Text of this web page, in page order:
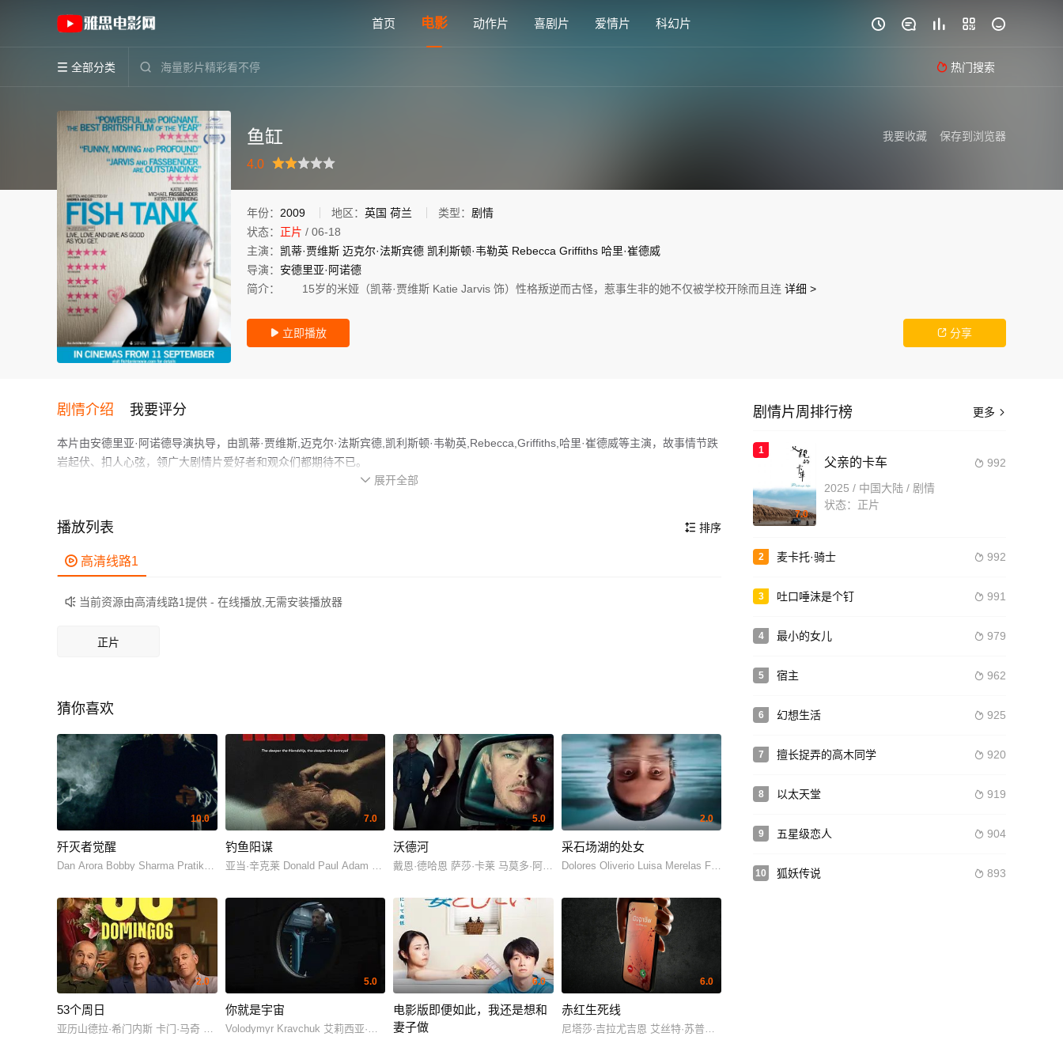
首页 电影 动作片 喜剧片 爱情片 科幻片     
 全部分类   热门搜索
《鱼缸》(2009)英国 / 荷兰英语高清电影免费在线观看 - 雅思电影网
保存到浏览器
我要收藏
鱼缸
4.0
很差 推荐力荐
年份： 2009 地区： 英国 荷兰 类型： 剧情
状态： 正片 / 06-18
主演： 凯蒂·贾维斯 迈克尔·法斯宾德 凯利斯顿·韦勒英 Rebecca Griffiths 哈里·崔德威
导演： 安德里亚·阿诺德
简介：
15岁的米娅（凯蒂·贾维斯 Katie Jarvis 饰）性格叛逆而古怪，惹事生非的她不仅被学校开除而且连 详细 >
 立即播放  分享
剧情介绍 我要评分
本片由安德里亚·阿诺德导演执导，由凯蒂·贾维斯,迈克尔·法斯宾德,凯利斯顿·韦勒英,Rebecca,Griffiths,哈里·崔德威等主演，故事情节跌
岩起伏、扣人心弦，领广大剧情片爱好者和观众们都期待不已。
15岁的米娅（凯蒂·贾维斯 Katie Jarvis 饰）性格叛逆而古怪，惹事生非的她不仅被学校开除而且连她最好的朋友都离她而去。米娅
人出现。康纳是母亲的男朋友，在他与母亲同居的日子里，米娅被这个英俊而又友善的男人所吸引。在康纳的支持和鼓励下，米娅得到了
一次舞蹈面试的机会，而且与康纳的关系也更进了一步。然而，现实世界并非想像的那样的美好…… 本片由在2006年凭借《红色之
路》获得戛纳电影节评委会奖的英国新锐女导演安德里亚·阿诺德（Andrea Arnold）执导，是她的第二部电影长片。作为2009年戛纳电
影节竞赛影片，《鱼缸》在2009年英国独立电影节获得8项提名。
作为一部 上映的剧情电影，在当期同类题材影片中具有一定的看点，在演员表现和剧情架构上也都有不错的亮点，剧情紧凑，角色塑造
鲜明，适合喜欢剧情类电影的观众观看。
 展开全部
 排序
播放列表
 高清线路1
 当前资源由高清线路1提供 - 在线播放,无需安装播放器
正片
猜你喜欢
10.0
歼灭者觉醒
Dan Arora Bobby Sharma Pratik Sehajpal Tanya Davis Kevin Tan Kevin Tan Beck Rosser
7.0
钓鱼阳谋
亚当·辛克莱 Donald Paul Adam Dorsey Christopher Dietrick
5.0
沃德河
戴恩·德哈恩 萨莎·卡莱 马莫多·阿西 杰弗里·多诺万 威廉·贝勒 卡梅伦·李·普莱斯 Gary House Luz Ozuna Brooke Burton Thomas Cummins
2.0
采石场湖的处女
Dolores Oliverio Luisa Merelas Fernanda Echevarría 达迪·布列瓦 Agustín Dalmasio Sosa
2.0
53个周日
亚历山德拉·希门内斯 卡门·马奇 哈维尔·古铁雷斯 哈维尔·卡马拉
5.0
你就是宇宙
Volodymyr Kravchuk 艾莉西亚·德佩克 Leonid Popadko 达里娅·普拉赫蒂 Maksim Maksimyuk Konstantin Osovsky Igor Nikolayev Maria Yunatska 拉莉萨·鲁斯纳克
6.0
电影版即便如此，我还是想和
妻子做
6.0
赤红生死线
尼塔莎·吉拉尤吉恩 艾丝特·苏普莉拉 Chutima Maholakul 托德萨蓬·迈苏克 奔弘·奔提维此弓 宝哇丽·彭琵莫 阿
更多 
剧情片周排行榜
1
7.0
 992
父亲的卡车
2025 / 中国大陆 / 剧情
状态：正片
2  992
麦卡托·骑士
3  991
吐口唾沫是个钉
4  979
最小的女儿
5  962
宿主
6  925
幻想生活
7  920
擅长捉弄的高木同学
8  919
以太天堂
9  904
五星级恋人
10  893
狐妖传说